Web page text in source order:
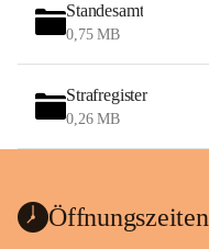
Standesamt
0,75 MB
Strafregister
0,26 MB
Öffnungszeiten